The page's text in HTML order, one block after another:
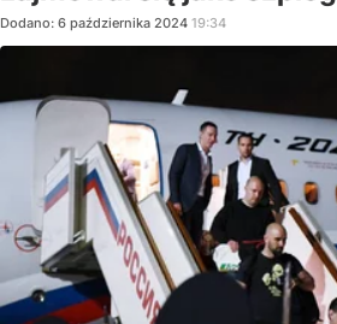
Dodano: 6 października 2024 19:34